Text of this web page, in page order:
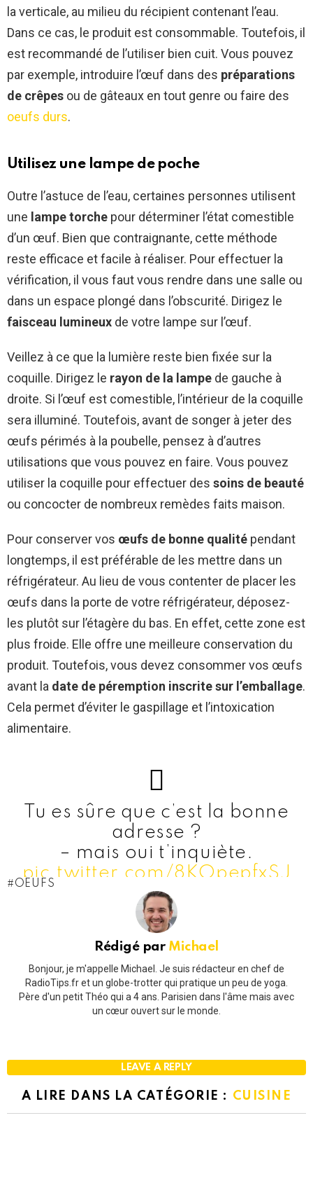
la verticale, au milieu du récipient contenant l’eau.
Dans ce cas, le produit est consommable. Toutefois, il
est recommandé de l’utiliser bien cuit. Vous pouvez
par exemple, introduire l’œuf dans des préparations
de crêpes ou de gâteaux en tout genre ou faire des
oeufs durs.
Utilisez une lampe de poche
Outre l’astuce de l’eau, certaines personnes utilisent
une lampe torche pour déterminer l’état comestible
d’un œuf. Bien que contraignante, cette méthode
reste efficace et facile à réaliser. Pour effectuer la
vérification, il vous faut vous rendre dans une salle ou
dans un espace plongé dans l’obscurité. Dirigez le
faisceau lumineux de votre lampe sur l’œuf.
Veillez à ce que la lumière reste bien fixée sur la
coquille. Dirigez le rayon de la lampe de gauche à
droite. Si l’œuf est comestible, l’intérieur de la coquille
sera illuminé. Toutefois, avant de songer à jeter des
œufs périmés à la poubelle, pensez à d’autres
utilisations que vous pouvez en faire. Vous pouvez
utiliser la coquille pour effectuer des soins de beauté
ou concocter de nombreux remèdes faits maison.
Pour conserver vos œufs de bonne qualité pendant
longtemps, il est préférable de les mettre dans un
réfrigérateur. Au lieu de vous contenter de placer les
œufs dans la porte de votre réfrigérateur, déposez-
les plutôt sur l’étagère du bas. En effet, cette zone est
plus froide. Elle offre une meilleure conservation du
produit. Toutefois, vous devez consommer vos œufs
avant la date de péremption inscrite sur l’emballage.
Cela permet d’éviter le gaspillage et l’intoxication
alimentaire.
Tu es sûre que c’est la bonne
adresse ?
– mais oui t’inquiète.
pic.twitter.com/8KOpepfxSJ
— MAYAMA38 (@mayama38)
March 1, 2020
OEUFS
Rédigé par Michael
Bonjour, je m'appelle Michael. Je suis rédacteur en chef de
RadioTips.fr et un globe-trotter qui pratique un peu de yoga.
Père d'un petit Théo qui a 4 ans. Parisien dans l'âme mais avec
un cœur ouvert sur le monde.
LEAVE A REPLY
A LIRE DANS LA CATÉGORIE : CUISINE